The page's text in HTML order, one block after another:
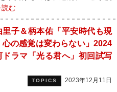
読む
里子＆柄本佑「平安時代も現
心の感覚は変わらない」2024
ドラマ「光る君へ」初回試写
TOPICS 2023年12月11日